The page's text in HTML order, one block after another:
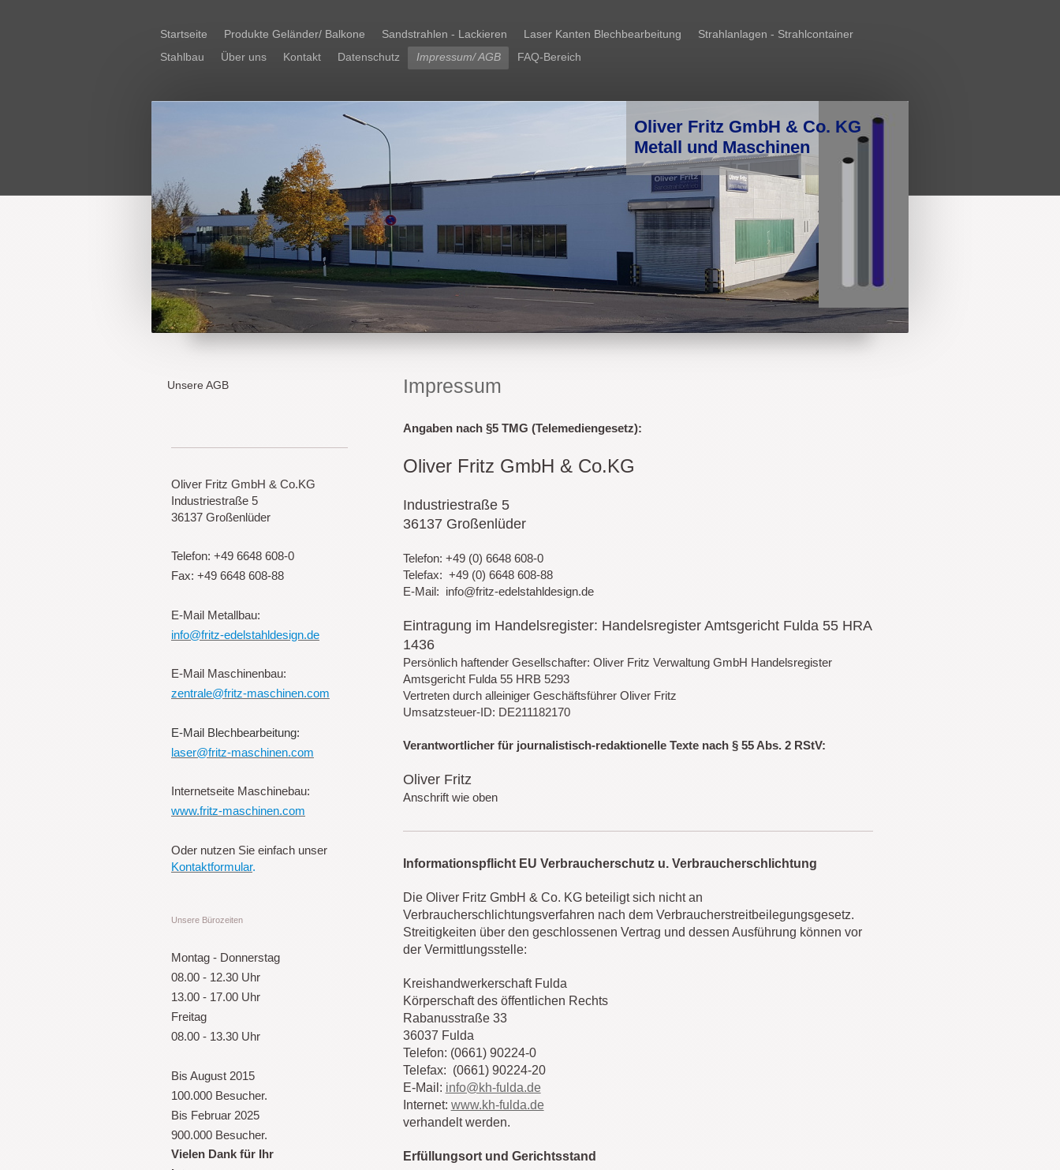
Startseite Produkte Geländer/ Balkone Sandstrahlen - Lackieren Laser Kanten Blechbearbeitung
Strahlanlagen - Strahlcontainer
Stahlbau
Über uns Kontakt Datenschutz Impressum/ AGB FAQ-Bereich
Oliver Fritz GmbH & Co. KG
Metall und Maschinen
Impressum
Angaben nach §5 TMG (Telemediengesetz):
Oliver Fritz GmbH & Co.KG
Industriestraße 5
36137 Großenlüder
Telefon: +49 (0) 6648 608-0
Telefax: +49 (0) 6648 608-88
E-Mail: info@fritz-edelstahldesign.de
Eintragung im Handelsregister: Handelsregister Amtsgericht Fulda 55 HRA
1436
Persönlich haftender Gesellschafter: Oliver Fritz Verwaltung GmbH Handelsregister
Amtsgericht Fulda 55 HRB 5293
Vertreten durch alleiniger Geschäftsführer Oliver Fritz
Umsatzsteuer-ID: DE211182170
Verantwortlicher für journalistisch-redaktionelle Texte nach § 55 Abs. 2 RStV:
Oliver Fritz
Anschrift wie oben
Informationspflicht EU Verbraucherschutz u. Verbraucherschlichtung
Die Oliver Fritz GmbH & Co. KG beteiligt sich nicht an
Verbraucherschlichtungsverfahren nach dem Verbraucherstreitbeilegungsgesetz.
Streitigkeiten über den geschlossenen Vertrag und dessen Ausführung können vor
der Vermittlungsstelle:
Kreishandwerkerschaft Fulda
Körperschaft des öffentlichen Rechts
Rabanusstraße 33
36037 Fulda
Telefon: (0661) 90224-0
Telefax: (0661) 90224-20
E-Mail: info@kh-fulda.de
Internet: www.kh-fulda.de
verhandelt werden.
Erfüllungsort und Gerichtsstand
Unsere AGB
Oliver Fritz GmbH & Co.KG
Industriestraße 5
36137 Großenlüder
Telefon: +49 6648 608-0
Fax: +49 6648 608-88
E-Mail Metallbau:
info@fritz-edelstahldesign.de
E-Mail Maschinenbau:
zentrale@fritz-maschinen.com
E-Mail Blechbearbeitung:
laser@fritz-maschinen.com
Internetseite Maschinebau:
www.fritz-maschinen.com
Oder nutzen Sie einfach unser
Kontaktformular.
Unsere Bürozeiten
Montag - Donnerstag
08.00 - 12.30 Uhr
13.00 - 17.00 Uhr
Freitag
08.00 - 13.30 Uhr
Bis August 2015
100.000 Besucher.
Bis Februar 2025
900.000 Besucher.
Vielen Dank für Ihr